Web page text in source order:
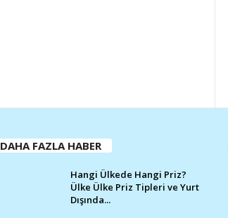
DAHA FAZLA HABER
Hangi Ülkede Hangi Priz?
Ülke Ülke Priz Tipleri ve Yurt
Dışında...